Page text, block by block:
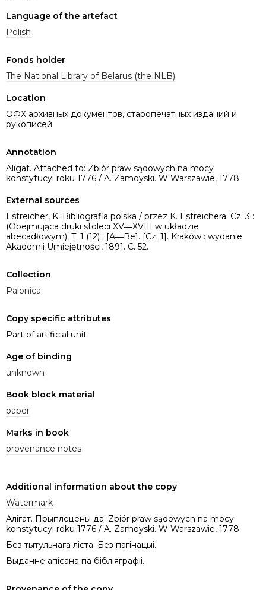
Language of the artefact
Polish
Fonds holder
The National Library of Belarus (the NLB)
Location
ОФХ архивных документов, старопечатных изданий и
рукописей
Annotation
Aligat. Attached to: Zbiór praw sądowych na mocy
konstytucyi roku 1776 / A. Zamoyski. W Warszawie, 1778.
External sources
Estreicher, K. Bibliografia polska / przez K. Estreichera. Cz. 3 :
(Obejmująca druki stóleci XV―XVIII w układzie
abecadłowym). T. 1 (12) : [A―Be]. [Cz. 1]. Kraków : wydanie
Akademii Umiejętności, 1891. C. 52.
Collection
Palonica
Copy specific attributes
Part of artificial unit
Age of binding
unknown
Book block material
paper
Marks in book
provenance notes
Additional information about the copy
Watermark
Алігат. Прыплецены да: Zbiór praw sądowych na mocy
konstytucyi roku 1776 / A. Zamoyski. W Warszawie, 1778.
Без тытульнага ліста. Без пагінацыі.
Выданне апісана па бібліяграфіі.